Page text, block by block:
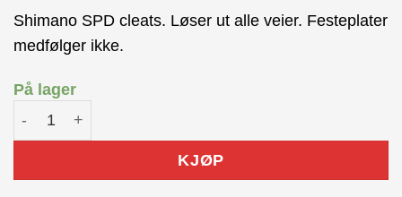
Shimano SPD cleats. Løser ut alle veier. Festeplater
medfølger ikke.
På lager
Shimano Cleats SM-SH56 uten plate Løser ut i alle
KJØP